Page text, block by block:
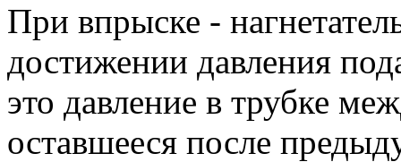
При впрыске -
достижении давления
это давление в трубке
оставшееся после